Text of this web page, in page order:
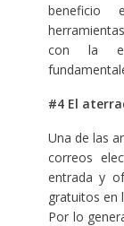
beneficio
con la
#4 El
Una de las
correos
entrada y
gratuitos en
Por lo